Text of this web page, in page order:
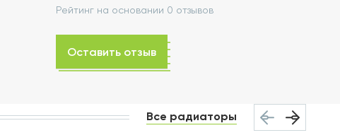
Рейтинг на основании 0 отзывов
Оставить отзыв
Все радиаторы